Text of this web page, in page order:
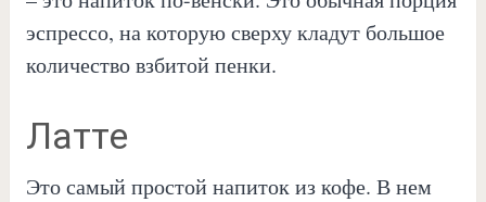
эспрессо, на которую сверху кладут большое
количество взбитой пенки.
Латте
Это самый простой напиток из кофе. В нем